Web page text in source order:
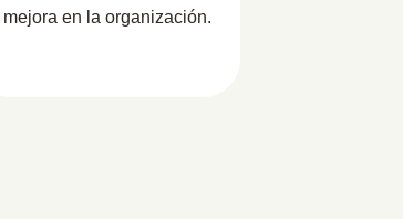
mejora en la organización.